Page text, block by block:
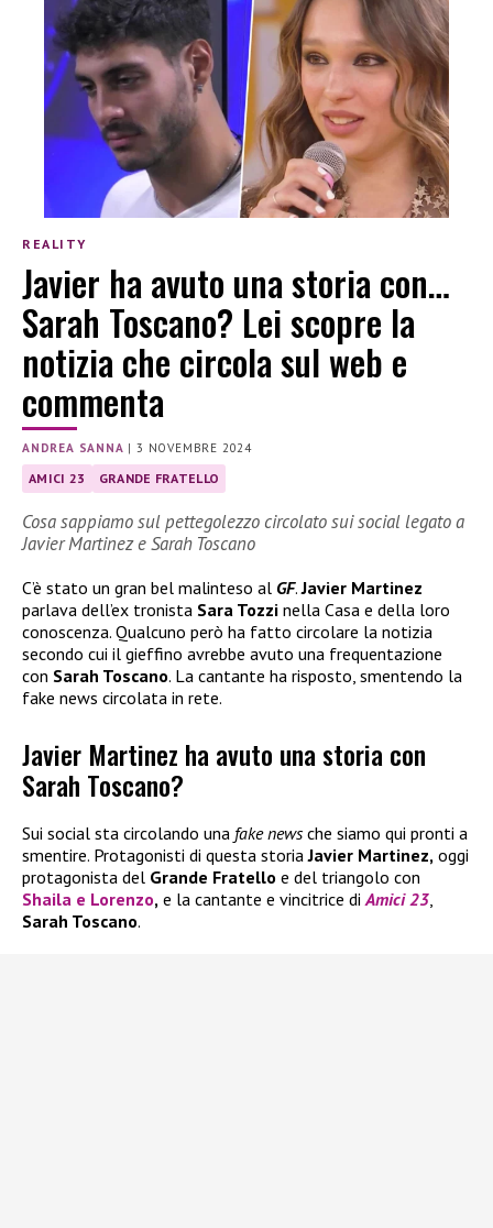
REALITY
Javier ha avuto una storia con…
Sarah Toscano? Lei scopre la
notizia che circola sul web e
commenta
ANDREA SANNA |3 NOVEMBRE 2024
AMICI 23 GRANDE FRATELLO
Cosa sappiamo sul pettegolezzo circolato sui social legato a
Javier Martinez e Sarah Toscano
C’è stato un gran bel malinteso al GF.Javier Martinez
parlava dell’ex tronista Sara Tozzi nella Casa e della loro
conoscenza. Qualcuno però ha fatto circolare la notizia
secondo cui il gieffino avrebbe avuto una frequentazione
con Sarah Toscano. La cantante ha risposto, smentendo la
fake news circolata in rete.
Javier Martinez ha avuto una storia con
Sarah Toscano?
Sui social sta circolando una fake newsche siamo qui pronti a
smentire. Protagonisti di questa storiaJavier Martinez, oggi
protagonista del Grande Fratello e del triangolo con
Shaila e Lorenzo, e la cantante e vincitrice di Amici 23
Sarah Toscano.